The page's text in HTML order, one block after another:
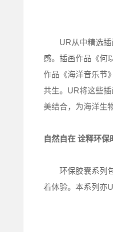
UR从中精选插画
感。插画作品《何
作品《海洋音乐节
共生。UR将这些
美结合，为海洋生
自然自在 诠释环保
环保胶囊系列包
着体验。本系列亦